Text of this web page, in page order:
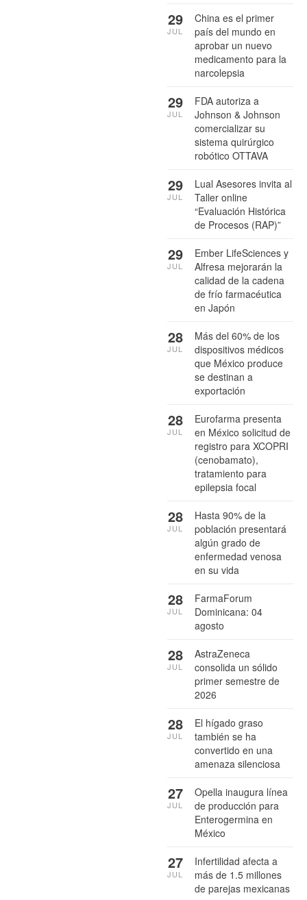
China es el primer
país del mundo en
aprobar un nuevo
medicamento para la
narcolepsia
29
JUL
FDA autoriza a
Johnson & Johnson
comercializar su
sistema quirúrgico
robótico OTTAVA
29
JUL
Lual Asesores invita al
Taller online
“Evaluación Histórica
de Procesos (RAP)”
29
JUL
Ember LifeSciences y
Alfresa mejorarán la
calidad de la cadena
de frío farmacéutica
en Japón
29
JUL
Más del 60% de los
dispositivos médicos
que México produce
se destinan a
exportación
28
JUL
Eurofarma presenta
en México solicitud de
registro para XCOPRI
(cenobamato),
tratamiento para
epilepsia focal
28
JUL
Hasta 90% de la
población presentará
algún grado de
enfermedad venosa
en su vida
28
JUL
FarmaForum
Dominicana: 04
agosto
28
JUL
AstraZeneca
consolida un sólido
primer semestre de
2026
28
JUL
El hígado graso
también se ha
convertido en una
amenaza silenciosa
28
JUL
Opella inaugura línea
de producción para
Enterogermina en
México
27
JUL
Infertilidad afecta a
más de 1.5 millones
de parejas mexicanas
27
JUL